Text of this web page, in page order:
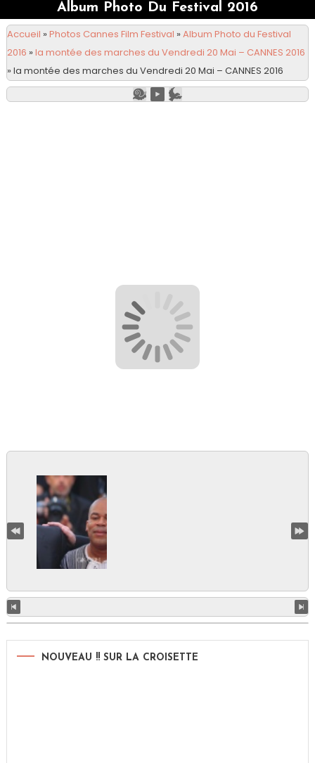
Album Photo Du Festival 2016
Accueil »Photos Cannes Film Festival »Album Photo du Festival
2016 »la montée des marches du Vendredi 20 Mai – CANNES 2016
»la montée des marches du Vendredi 20 Mai – CANNES 2016
NOUVEAU !! SUR LA CROISETTE